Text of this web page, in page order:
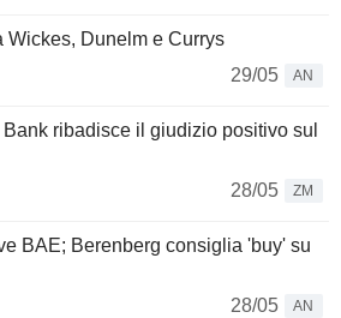
Wickes, Dunelm e Currys
29/05
AN
ribadisce il giudizio positivo sul
28/05
ZM
BAE; Berenberg consiglia 'buy' su
28/05
AN